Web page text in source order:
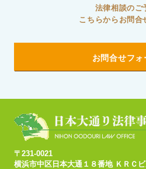
法律相談のご
こちらからお問合
お問合せフォ
〒231-0021
横浜市中区日本大通１８番地 ＫＲＣ